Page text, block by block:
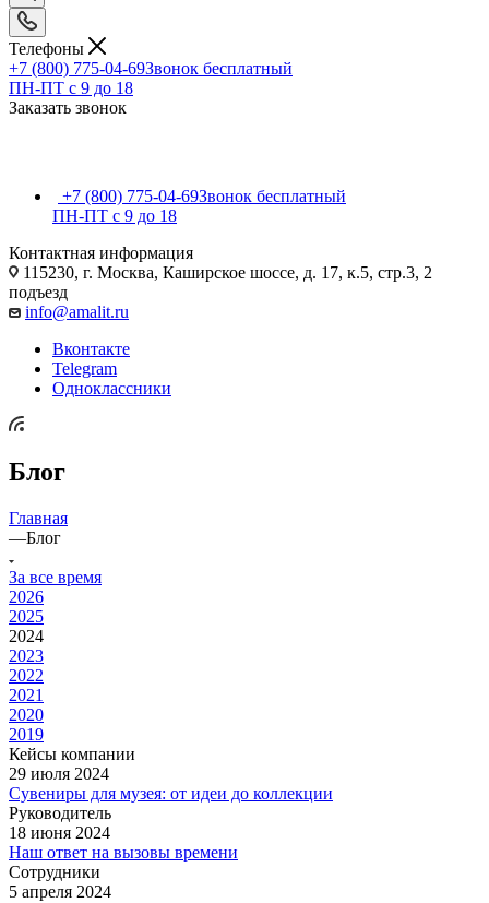
Телефоны
+7 (800) 775-04-69Звонок бесплатный
ПН-ПТ c 9 до 18
Заказать звонок
+7 (800) 775-04-69Звонок бесплатный
ПН-ПТ c 9 до 18
Контактная информация
115230, г. Москва, Каширское шоссе, д. 17, к.5, стр.3, 2
подъезд
info@amalit.ru
Вконтакте
Telegram
Одноклассники
Блог
Главная
—Блог
За все время
2026
2025
2024
2023
2022
2021
2020
2019
Кейсы компании
29 июля 2024
Сувениры для музея: от идеи до коллекции
Руководитель
18 июня 2024
Наш ответ на вызовы времени
Сотрудники
5 апреля 2024